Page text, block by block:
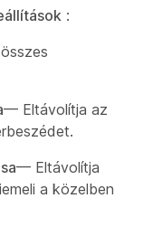
:
— Eltávolítja az
— Eltávolítja
a közelben